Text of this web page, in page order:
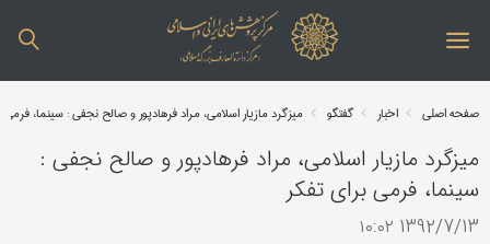
صفحه اصلی اخبار گفتگو میزگرد مازیار اسلامی، مراد فرهادپور و صالح نجفی : سینما،
میزگرد مازیار اسلامی، مراد فرهادپور و صالح نجفی :
سینما، فرمی برای تفکر
1392/7/13 ۱۰:۰۲